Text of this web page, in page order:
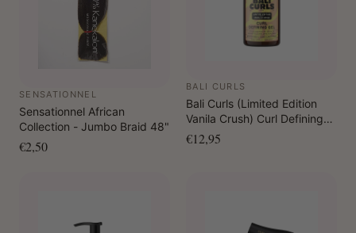
SENSATIONNEL
Sensationnel African
Collection - Jumbo Braid 48"
€2,50
BALI CURLS
Bali Curls (Limited Edition
Vanila Crush) Curl Defining
Gel 150 ml
€12,95